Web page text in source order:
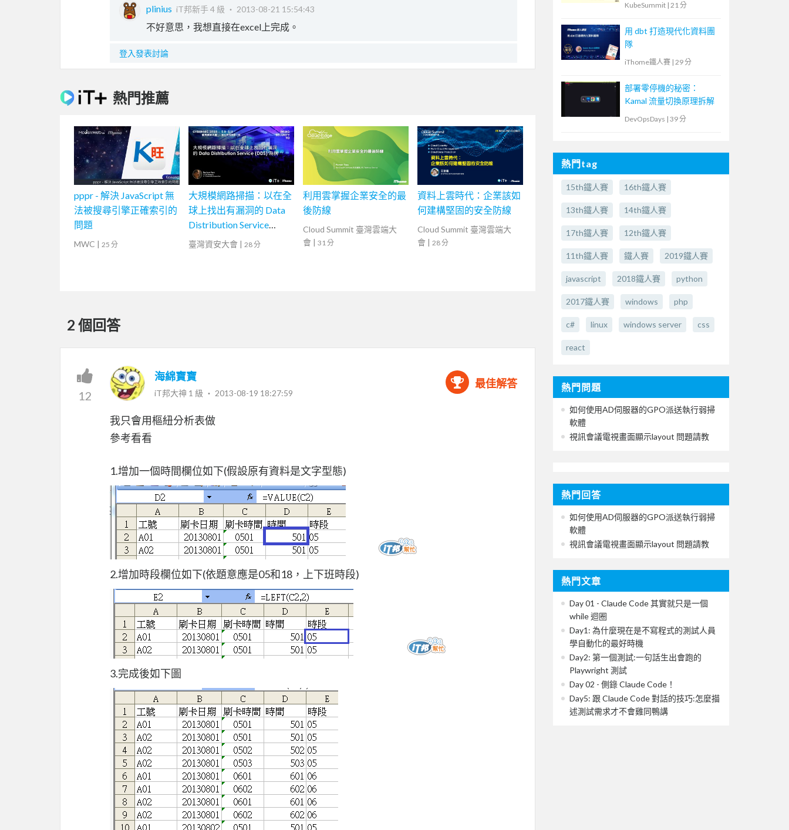
plinius iT邦新手 4 級 ‧ 2013-08-21 15:54:43
不好意思，我想直接在excel上完成。
登入發表討論
熱門推薦
pppr - 解決 JavaScript 無
法被搜尋引擎正確索引的
問題
MWC | 25 分
大規模網路掃描：以在全
球上找出有漏洞的 Data
Distribution Service
(DDS) 為例
臺灣資安大會 | 28 分
利用雲掌握企業安全的最
後防線
Cloud Summit 臺灣雲端大
會 | 31 分
資料上雲時代：企業該如
何建構堅固的安全防線
Cloud Summit 臺灣雲端大
會 | 28 分
2 個回答
12
海綿寶寶
iT邦大神 1 級 ‧ 2013-08-19 18:27:59
最佳解答
我只會用樞紐分析表做
參考看看
1.增加一個時間欄位如下(假設原有資料是文字型態)
2.增加時段欄位如下(依題意應是05和18，上下班時段)
3.完成後如下圖
KubeSummit | 21 分
用 dbt 打造現代化資料團
隊
iThome鐵人賽 | 29 分
部署零停機的秘密：
Kamal 流量切換原理拆解
DevOpsDays | 39 分
熱門tag
15th鐵人賽 16th鐵人賽
13th鐵人賽 14th鐵人賽
17th鐵人賽 12th鐵人賽
11th鐵人賽 鐵人賽 2019鐵人賽
javascript 2018鐵人賽 python
2017鐵人賽 windows php
c# linux windows server css
react
熱門問題
如何使用AD伺服器的GPO派送執行弱掃
軟體
視訊會議電視畫面顯示layout 問題請教
熱門回答
如何使用AD伺服器的GPO派送執行弱掃
軟體
視訊會議電視畫面顯示layout 問題請教
熱門文章
Day 01 - Claude Code 其實就只是一個
while 迴圈
Day1: 為什麼現在是不寫程式的測試人員
學自動化的最好時機
Day2: 第一個測試:一句話生出會跑的
Playwright 測試
Day 02 - 側錄 Claude Code！
Day5: 跟 Claude Code 對話的技巧:怎麼描
述測試需求才不會雞同鴨講